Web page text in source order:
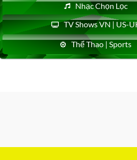
Nhạc Chọn Lọc
TV Shows VN | US-
Thể Thao | Sports